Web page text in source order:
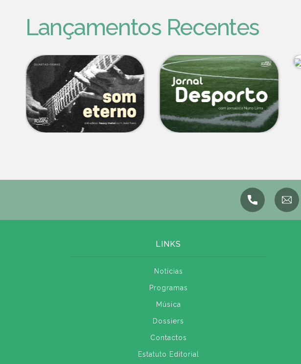
Lançamentos Recentes
LINKS
Notícias
Programas
Música
Dossiers
Contactos
Estatuto Editorial